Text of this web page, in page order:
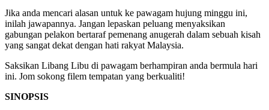
Jika anda mencari alasan untuk ke pawagam hujung minggu ini,
inilah jawapannya. Jangan lepaskan peluang menyaksikan
gabungan pelakon bertaraf pemenang anugerah dalam sebuah kisah
yang sangat dekat dengan hati rakyat Malaysia.
Saksikan Libang Libu di pawagam berhampiran anda bermula hari
ini. Jom sokong filem tempatan yang berkualiti!
SINOPSIS